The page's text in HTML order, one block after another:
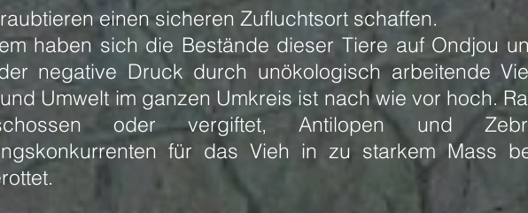
einen sicheren Zufluchtsort schaffen.
haben sich die Bestände dieser Tiere auf Ondjou
negative Druck durch unökologisch arbeitende
Umwelt im ganzen Umkreis ist nach wie vor hoch.
oder vergiftet, Antilopen und
für das Vieh in zu starkem Mass